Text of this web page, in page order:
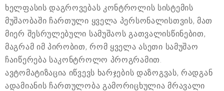
ხელფასის დაგროვებას კონტროლის სისტემის
მუშაობაში ჩართული ყველა პერსონალისთვის, მათ
მიერ შესრულებული სამუშაოს გათვალისწინებით,
მაგრამ იმ პირობით, რომ ყველა ასეთი სამუშაო
ჩაიწერება საკონტროლო პროგრამით.
ავტომატიზაცია იწვევს ხარჯების დაზოგვას, რადგან
ადამიანის ჩართულობა გამორიცხულია მრავალი